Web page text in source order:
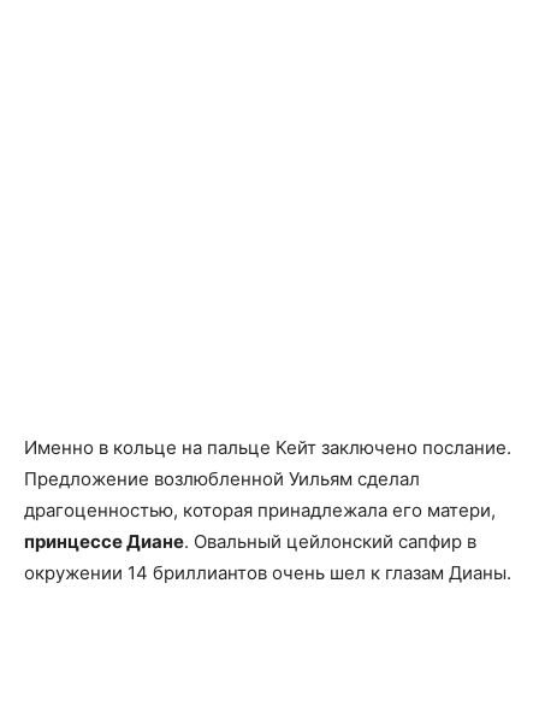
Именно в кольце на пальце Кейт заключено послание.
Предложение возлюбленной Уильям сделал
драгоценностью, которая принадлежала его матери,
принцессе Диане. Овальный цейлонский сапфир в
окружении 14 бриллиантов очень шел к глазам Дианы.